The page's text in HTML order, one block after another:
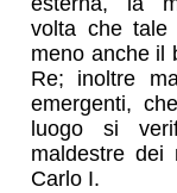
volta che tale
meno anche il
Re; inoltre
emergenti,
luogo si
maldestre
Carlo I.